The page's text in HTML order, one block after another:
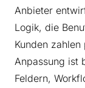
Anbieter
Logik, die
Kunden
Anpassung ist
Feldern,